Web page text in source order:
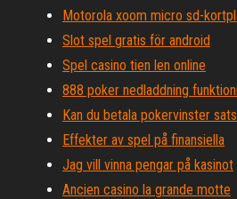
Motorola xoom micro sd-
Slot spel gratis för android
Spel casino tien len online
888 poker nedladdning
Kan du betala pokervinster
Effekter av spel på finansiella
Jag vill vinna pengar på kasinot
Ancien casino la grande motte